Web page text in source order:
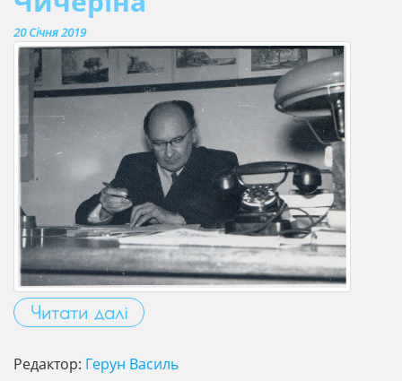
20 Січня 2019
Читати далі
Редактор: Герун Василь